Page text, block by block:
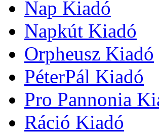
Nap Kiadó
Napkút Kiadó
Orpheusz Kiadó
PéterPál Kiadó
Pro Pannonia
Ráció Kiadó